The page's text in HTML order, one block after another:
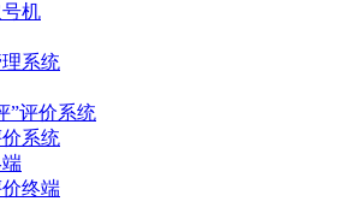
机
系统
”评价系统
系统
终端